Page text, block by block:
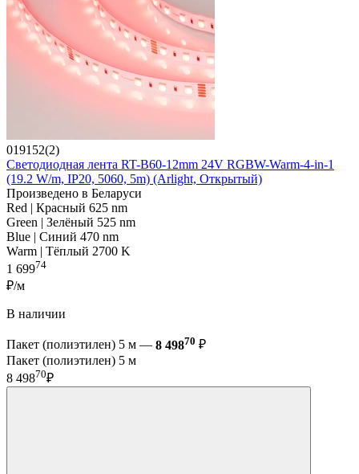
019152(2)
Светодиодная лента RT-B60-12mm 24V RGBW-Warm-4-in-1
(19.2 W/m, IP20, 5060, 5m) (Arlight, Открытый)
Произведено в Беларуси
Red | Красный 625 nm
Green | Зелёный 525 nm
Blue | Синий 470 nm
Warm | Тёплый 2700 K
1 69974
₽/м
В наличии
Пакет (полиэтилен) 5 м — 8 49870 ₽
Пакет (полиэтилен) 5 м
8 49870₽